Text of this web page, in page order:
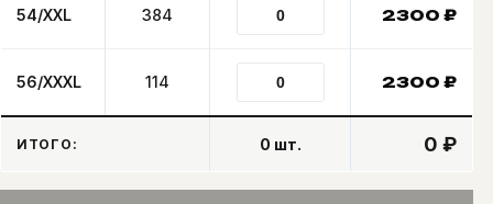
54/XXL 384 2300 ₽
56/XXXL 114 2300 ₽
ИТОГО: 0 шт. 0 ₽